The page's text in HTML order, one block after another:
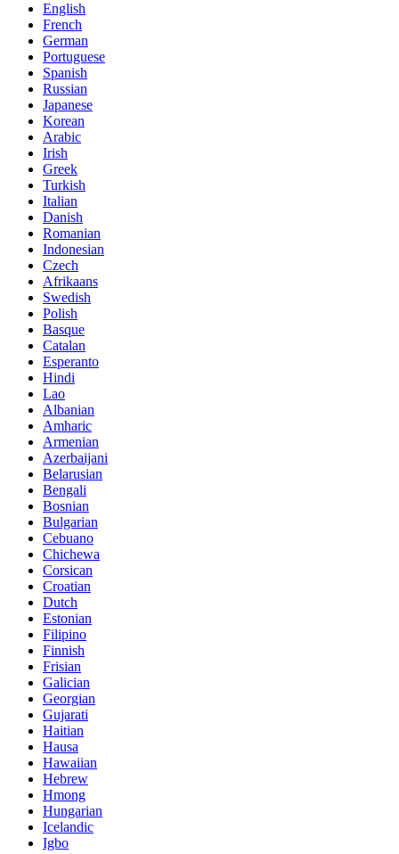
English
French
German
Portuguese
Spanish
Russian
Japanese
Korean
Arabic
Irish
Greek
Turkish
Italian
Danish
Romanian
Indonesian
Czech
Afrikaans
Swedish
Polish
Basque
Catalan
Esperanto
Hindi
Lao
Albanian
Amharic
Armenian
Azerbaijani
Belarusian
Bengali
Bosnian
Bulgarian
Cebuano
Chichewa
Corsican
Croatian
Dutch
Estonian
Filipino
Finnish
Frisian
Galician
Georgian
Gujarati
Haitian
Hausa
Hawaiian
Hebrew
Hmong
Hungarian
Icelandic
Igbo